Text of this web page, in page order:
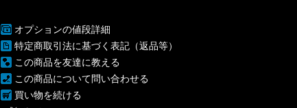
オプションの値段詳細
特定商取引法に基づく表記（返品等）
この商品を友達に教える
この商品について問い合わせる
買い物を続ける